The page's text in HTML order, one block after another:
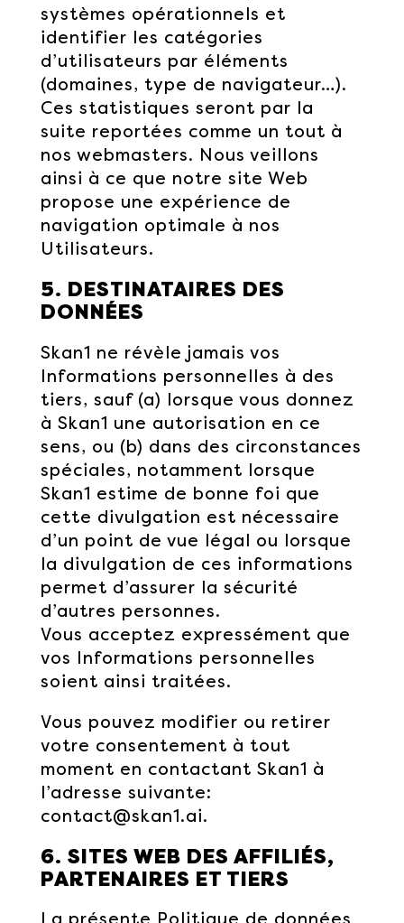
systèmes opérationnels et
identifier les catégories
d’utilisateurs par éléments
(domaines, type de navigateur…).
Ces statistiques seront par la
suite reportées comme un tout à
nos webmasters. Nous veillons
ainsi à ce que notre site Web
propose une expérience de
navigation optimale à nos
Utilisateurs.
5. DESTINATAIRES DES
DONNÉES
Skan1 ne révèle jamais vos
Informations personnelles à des
tiers, sauf (a) lorsque vous donnez
à Skan1 une autorisation en ce
sens, ou (b) dans des circonstances
spéciales, notamment lorsque
Skan1 estime de bonne foi que
cette divulgation est nécessaire
d’un point de vue légal ou lorsque
la divulgation de ces informations
permet d’assurer la sécurité
d’autres personnes.
Vous acceptez expressément que
vos Informations personnelles
soient ainsi traitées.
Vous pouvez modifier ou retirer
votre consentement à tout
moment en contactant Skan1 à
l’adresse suivante:
contact@skan1.ai.
6. SITES WEB DES AFFILIÉS,
PARTENAIRES ET TIERS